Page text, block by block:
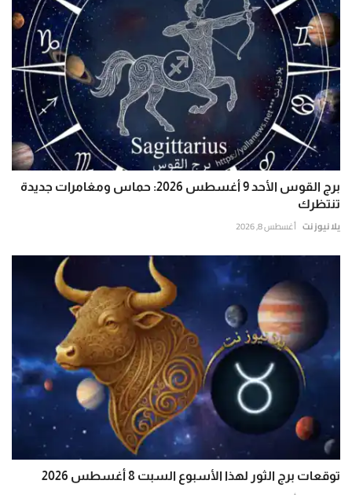
برج القوس الأحد 9 أغسطس 2026: حماس ومغامرات جديدة
تنتظرك
يلا نيوز نت أغسطس 8, 2026
توقعات برج الثور لهذا الأسبوع السبت 8 أغسطس 2026